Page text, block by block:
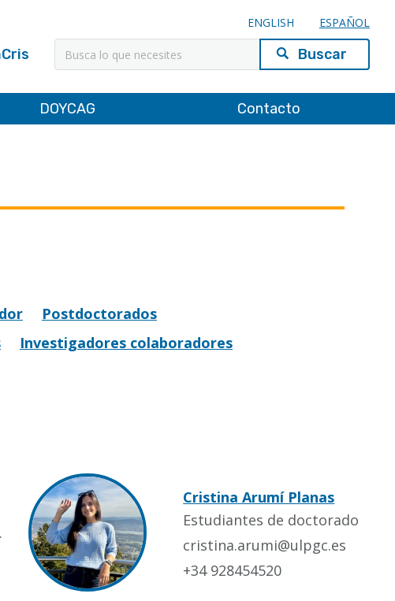
ENGLISH ESPAÑOL
Buscar
DOYCAG Contacto
Postdoctorados
Investigadores colaboradores
Cristina Arumí Planas
Estudiantes de doctorado
cristina.arumi@ulpgc.es
+34 928454520